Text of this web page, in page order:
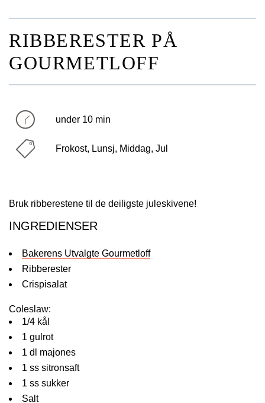
RIBBERESTER PÅ
GOURMETLOFF
under 10 min
Frokost, Lunsj, Middag, Jul
Bruk ribberestene til de deiligste juleskivene!
INGREDIENSER
Bakerens Utvalgte Gourmetloff
Ribberester
Crispisalat
Coleslaw:
1/4 kål
1 gulrot
1 dl majones
1 ss sitronsaft
1 ss sukker
Salt